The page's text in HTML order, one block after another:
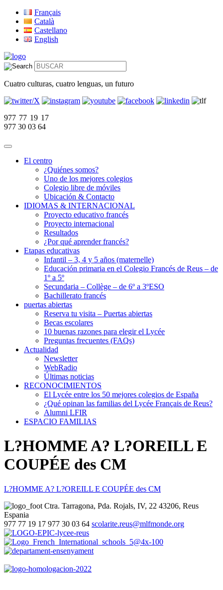
Français
Català
Castellano
English
Cuatro culturas, cuatro lenguas, un futuro
977 77 19 17
977 30 03 64
El centro
¿Quiénes somos?
Uno de los mejores colegios
Colegio libre de móviles
Ubicación & Contacto
IDIOMAS & INTERNACIONAL
Proyecto educativo francés
Proyecto internacional
Resultados
¿Por qué aprender francés?
Etapas educativas
Infantil – 3, 4 y 5 años (maternelle)
Educación primaria en el Colegio Francés de Reus – de
1º a 5º
Secundaria – Collège – de 6º a 3ºESO
Bachillerato francés
puertas abiertas
Reserva tu visita – Puertas abiertas
Becas escolares
10 buenas razones para elegir el Lycée
Preguntas frecuentes (FAQs)
Actualidad
Newsletter
WebRadio
Últimas noticias
RECONOCIMIENTOS
El Lycée entre los 50 mejores colegios de España
¿Qué opinan las familias del Lycée Français de Reus?
Alumni LFIR
ESPACIO FAMILIAS
L?HOMME A? L?OREILL E
COUPÉE des CM
L?HOMME A? L?OREILL E COUPÉE des CM
Ctra. Tarragona, Pda. Rojals, IV, 22 43206, Reus
Espania
977 77 19 17 977 30 03 64 scolarite.reus@mlfmonde.org